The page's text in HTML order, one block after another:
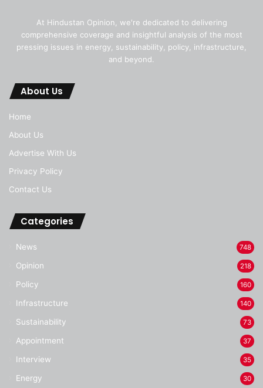
At Hindustan Opinion, we're dedicated to delivering
comprehensive coverage and insightful analysis of the most
pressing issues in energy, sustainability, policy, infrastructure,
and beyond.
About Us
Home
About Us
Advertise With Us
Privacy Policy
Contact Us
Categories
News 748
Opinion 218
Policy 160
Infrastructure 140
Sustainability 73
Appointment 37
Interview 35
Energy 30